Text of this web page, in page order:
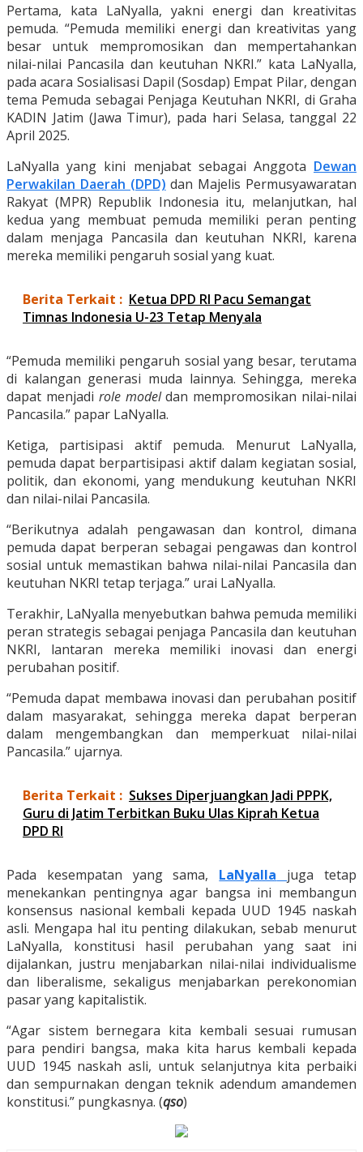
Pertama, kata LaNyalla, yakni energi dan kreativitas
pemuda. “Pemuda memiliki energi dan kreativitas yang
besar untuk mempromosikan dan mempertahankan
nilai-nilai Pancasila dan keutuhan NKRI.” kata LaNyalla,
pada acara Sosialisasi Dapil (Sosdap) Empat Pilar, dengan
tema Pemuda sebagai Penjaga Keutuhan NKRI, di Graha
KADIN Jatim (Jawa Timur), pada hari Selasa, tanggal 22
April 2025.
LaNyalla yang kini menjabat sebagai Anggota Dewan
Perwakilan Daerah (DPD) dan Majelis Permusyawaratan
Rakyat (MPR) Republik Indonesia itu, melanjutkan, hal
kedua yang membuat pemuda memiliki peran penting
dalam menjaga Pancasila dan keutuhan NKRI, karena
mereka memiliki pengaruh sosial yang kuat.
Berita Terkait : Ketua DPD RI Pacu Semangat
Timnas Indonesia U-23 Tetap Menyala
“Pemuda memiliki pengaruh sosial yang besar, terutama
di kalangan generasi muda lainnya. Sehingga, mereka
dapat menjadi role modeldan mempromosikan nilai-nilai
Pancasila.” papar LaNyalla.
Ketiga, partisipasi aktif pemuda. Menurut LaNyalla,
pemuda dapat berpartisipasi aktif dalam kegiatan sosial,
politik, dan ekonomi, yang mendukung keutuhan NKRI
dan nilai-nilai Pancasila.
“Berikutnya adalah pengawasan dan kontrol, dimana
pemuda dapat berperan sebagai pengawas dan kontrol
sosial untuk memastikan bahwa nilai-nilai Pancasila dan
keutuhan NKRI tetap terjaga.” urai LaNyalla.
Terakhir, LaNyalla menyebutkan bahwa pemuda memiliki
peran strategis sebagai penjaga Pancasila dan keutuhan
NKRI, lantaran mereka memiliki inovasi dan energi
perubahan positif.
“Pemuda dapat membawa inovasi dan perubahan positif
dalam masyarakat, sehingga mereka dapat berperan
dalam mengembangkan dan memperkuat nilai-nilai
Pancasila.” ujarnya.
Berita Terkait : Sukses Diperjuangkan Jadi PPPK,
Guru di Jatim Terbitkan Buku Ulas Kiprah Ketua
DPD RI
Pada kesempatan yang sama, LaNyalla
juga tetap
menekankan pentingnya agar bangsa ini membangun
konsensus nasional kembali kepada UUD 1945 naskah
asli. Mengapa hal itu penting dilakukan, sebab menurut
LaNyalla, konstitusi hasil perubahan yang saat ini
dijalankan, justru menjabarkan nilai-nilai individualisme
dan liberalisme, sekaligus menjabarkan perekonomian
pasar yang kapitalistik.
“Agar sistem bernegara kita kembali sesuai rumusan
para pendiri bangsa, maka kita harus kembali kepada
UUD 1945 naskah asli, untuk selanjutnya kita perbaiki
dan sempurnakan dengan teknik adendum amandemen
konstitusi.” pungkasnya. (qso)